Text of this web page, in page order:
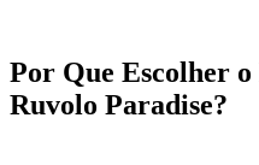
Por Que Escolher
Ruvolo Paradise?